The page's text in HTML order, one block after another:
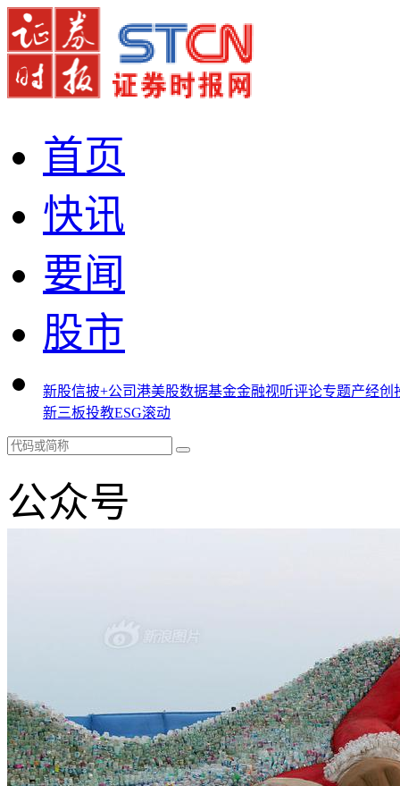
首页
快讯
要闻
股市
新股信披+公司港美股数据基金金融视听评论专题产经创
新三板投教ESG滚动
公众号